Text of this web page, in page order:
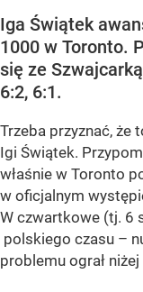
Iga Świątek
1000 w Toronto.
się ze
6:2, 6:1.
Trzeba przyznać, że
Igi Świątek.
właśnie w Toronto
w oficjalnym
W czwartkowe (tj. 6
polskiego czasu –
problemu ograł